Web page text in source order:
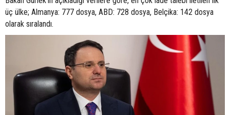
üç ülke; Almanya: 777 dosya, ABD: 728 dosya, Belçika: 142 dosya
olarak sıralandı.